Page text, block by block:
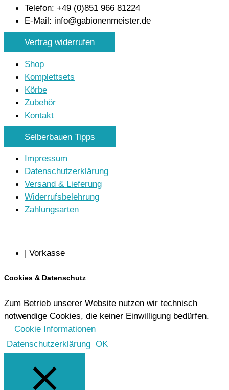
Telefon: +49 (0)851 966 81224
E-Mail: info@gabionenmeister.de
Vertrag widerrufen
Shop
Komplettsets
Körbe
Zubehör
Kontakt
Selberbauen Tipps
Impressum
Datenschutzerklärung
Versand & Lieferung
Widerrufsbelehrung
Zahlungsarten
| Vorkasse
Cookies & Datenschutz
Zum Betrieb unserer Website nutzen wir technisch
notwendige Cookies, die keiner Einwilligung bedürfen.
Cookie Informationen
Datenschutzerklärung OK